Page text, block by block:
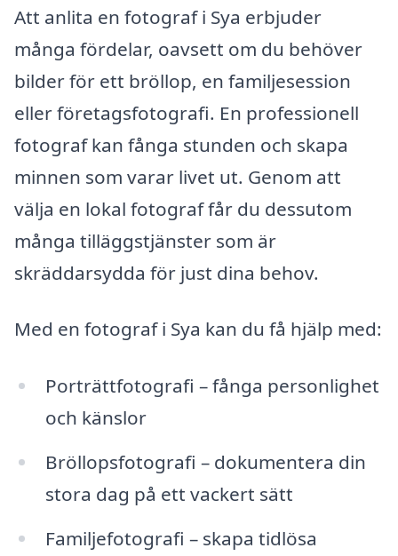
Att anlita en fotograf i Sya erbjuder
många fördelar, oavsett om du behöver
bilder för ett bröllop, en familjesession
eller företagsfotografi. En professionell
fotograf kan fånga stunden och skapa
minnen som varar livet ut. Genom att
välja en lokal fotograf får du dessutom
många tilläggstjänster som är
skräddarsydda för just dina behov.
Med en fotograf i Sya kan du få hjälp med:
Porträttfotografi – fånga personlighet
och känslor
Bröllopsfotografi – dokumentera din
stora dag på ett vackert sätt
Familjefotografi – skapa tidlösa